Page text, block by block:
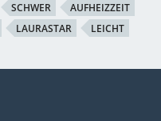
SCHWER
AUFHEIZZEIT
LAURASTAR LEICHT